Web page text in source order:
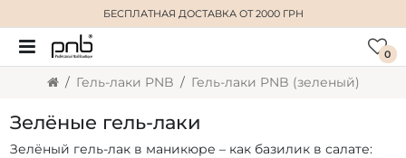
БЕСПЛАТНАЯ ДОСТАВКАОТ 2000 ГРН
0
Гель-лаки PNB Гель-лаки PNB (зеленый)
Зелёные гель-лаки
Зелёный гель-лак в маникюре – как базилик в салате: